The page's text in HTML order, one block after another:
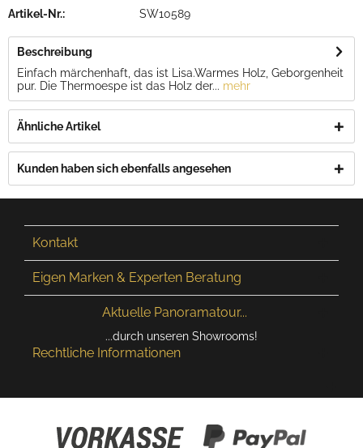
Artikel-Nr.: SW10589
Beschreibung
Einfach märchenhaft, das ist Lisa.Warmes Holz, Geborgenheit
pur. Die Thermoespe ist das Holz der... mehr
Ähnliche Artikel
Kunden haben sich ebenfalls angesehen
Kontakt
Eigen Marken & Experten Beratung
Aktuelle Panoramatour...
...durch unseren Showrooms!
Rechtliche Informationen